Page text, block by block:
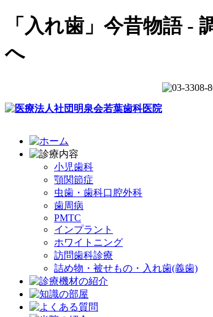
「入れ歯」今昔物語 -
へ
小児歯科
顎関節症
虫歯・歯科口腔外科
歯周病
PMTC
インプラント
ホワイトニング
訪問歯科診療
詰め物・被せもの・入れ歯(義歯)